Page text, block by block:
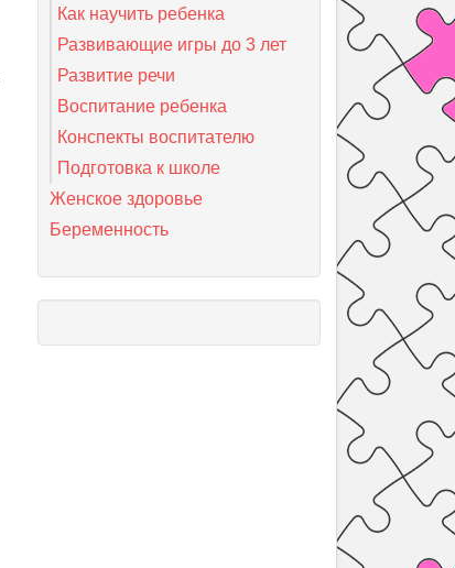
Как научить ребенка
Развивающие игры до 3 лет
Развитие речи
Воспитание ребенка
Конспекты воспитателю
Подготовка к школе
Женское здоровье
Беременность